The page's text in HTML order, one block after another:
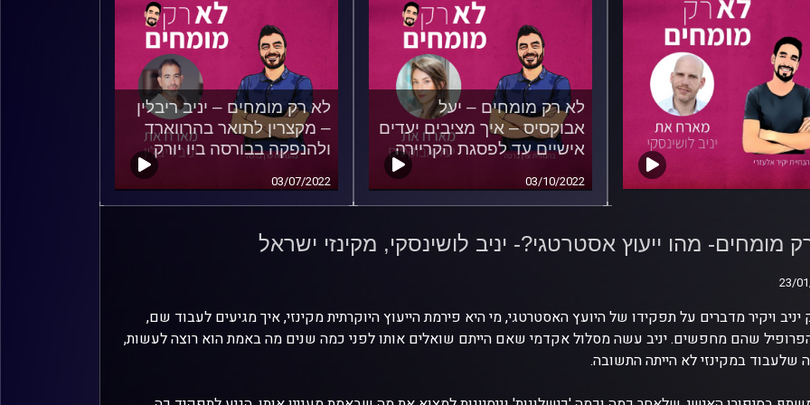
יניב לושינסקי,
ישראל
23/
לא רק מומחים – יעל
אבוקסיס – איך מציבים יעדים
אישיים עד לפסגת הקריירה
03/10/2022
לא רק מומחים – יניב ריבלין
– מקצרין לתואר בהרווארד
ולהנפקה בבורסה ביו יורק
03/07/2022
מומחים- מהו ייעוץ אסטרטגי?- יניב לושינסקי, מקינזי ישראל
23/
ויקיר מדברים על תפקידו של היועץ האסטרטגי, מי היא פירמת הייעוץ היוקרתית מקינזי, איך מגיעים לעבוד שם,
שהם מחפשים. יניב עשה מסלול אקדמי שאם הייתם שואלים אותו לפני כמה שנים מה באמת הוא רוצה לעשות,
שלעבוד במקינזי לא הייתה התשובה.